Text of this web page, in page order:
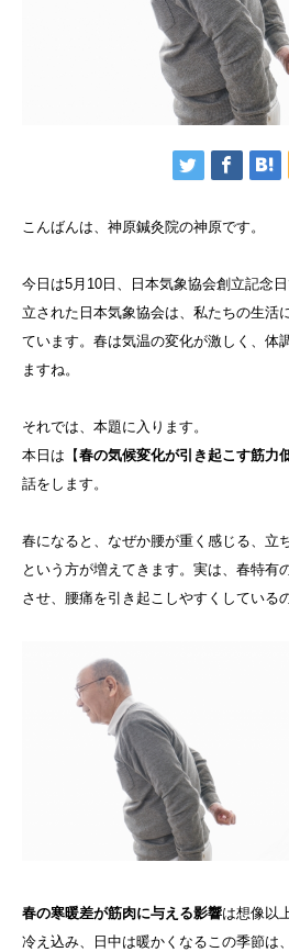
こんばんは、神原鍼灸院の神原です。
今日は5月10日、日本気象協会創立記念
立された日本気象協会は、私たちの生活
ています。春は気温の変化が激しく、体
ますね。
それでは、本題に入ります。
本日は【春の気候変化が引き起こす筋力
話をします。
春になると、なぜか腰が重く感じる、立
という方が増えてきます。実は、春特有
させ、腰痛を引き起こしやすくしている
春の寒暖差が筋肉に与える影響は想像以
冷え込み、日中は暖かくなるこの季節は